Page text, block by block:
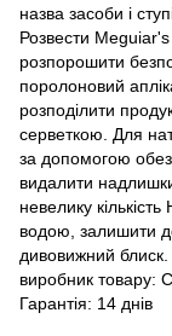
назва засоби і
Розвести Meguiar's
розпорошити
поролоновий
розподілити
серветкою. Для
за допомогою
видалити
невелику
водою, залишити
дивовижний
виробник товару:
Гарантія: 14 днів